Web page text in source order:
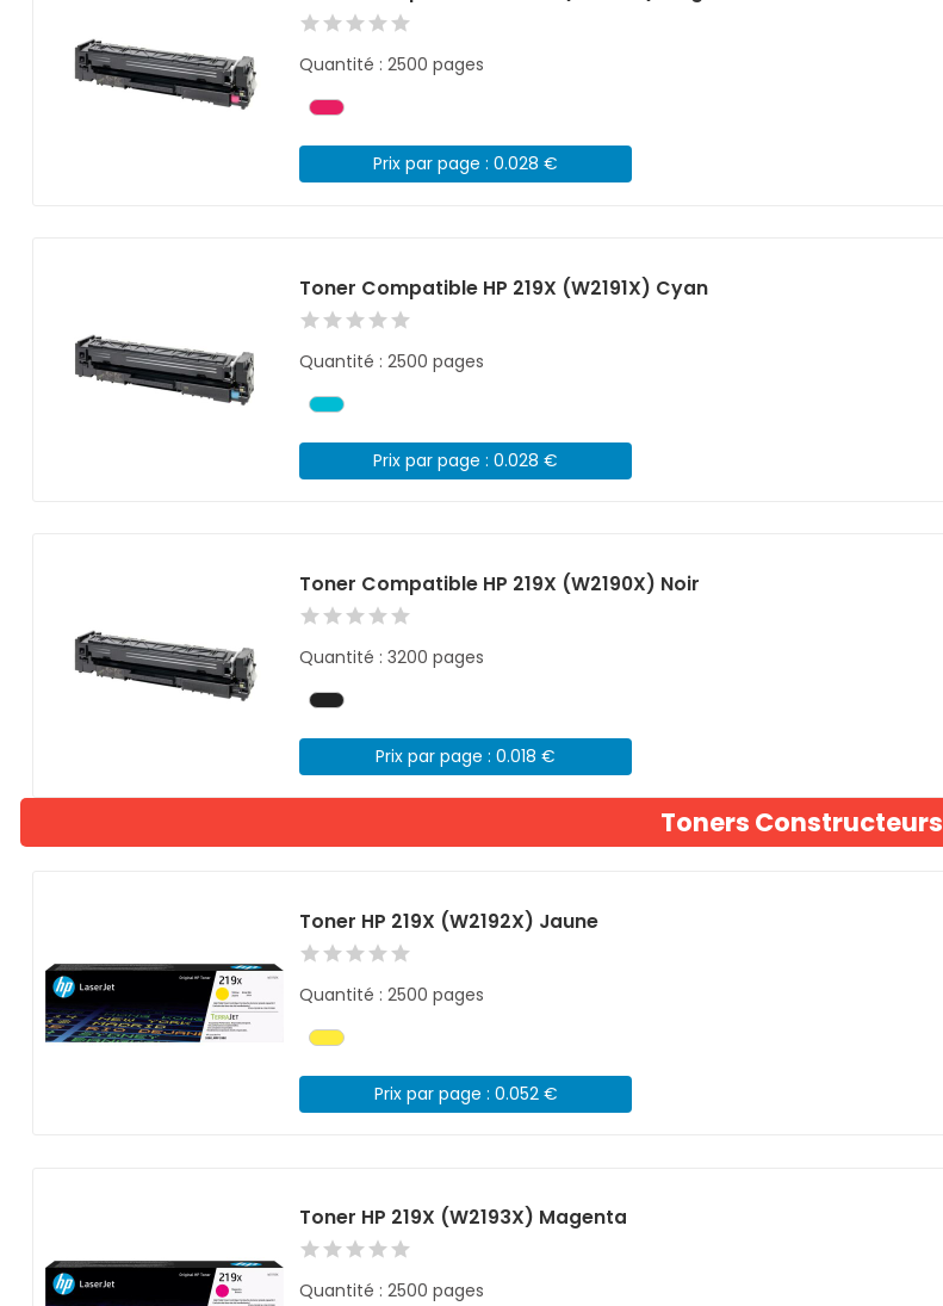
Quantité : 2500 pages
Prix par page : 0.028 €
Toner Compatible HP 219X (W2191X) Cyan
Quantité : 2500 pages
Prix par page : 0.028 €
Toner Compatible HP 219X (W2190X) Noir
Quantité : 3200 pages
Prix par page : 0.018 €
Toners Constructeurs
Toner HP 219X (W2192X) Jaune
Quantité : 2500 pages
Prix par page : 0.052 €
Toner HP 219X (W2193X) Magenta
Quantité : 2500 pages